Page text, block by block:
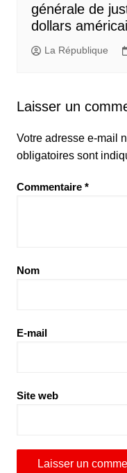
générale de
dollars
La République
Laisser un
Votre adresse e-mail
obligatoires sont
Commentaire *
Nom
E-mail
Site web